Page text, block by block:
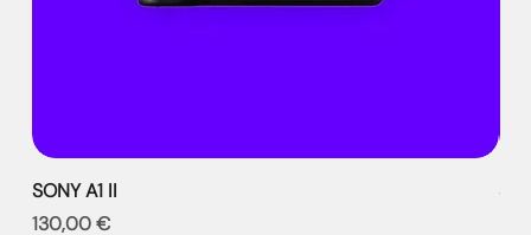
SONY A1 II
Prix
130,00 €